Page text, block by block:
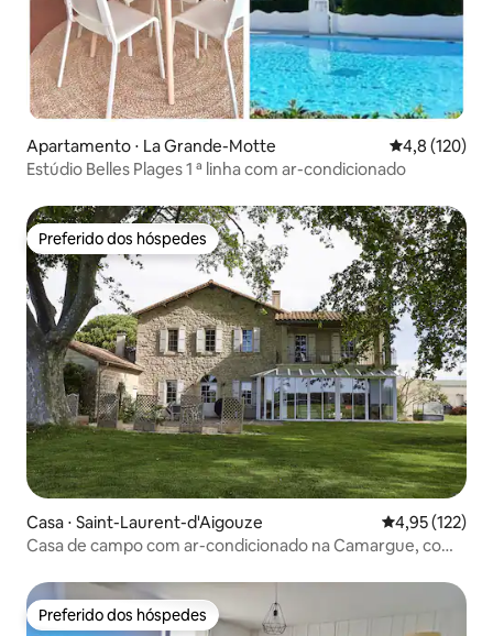
Apartamento ⋅ La Grande-Motte 4,8 de uma
4,8 (120)
Estúdio Belles Plages 1 ª linha com ar-condicionado
Preferido dos hóspedes
Preferido dos hóspedes
Casa ⋅ Saint-Laurent-d'Aigouze 4,95 de uma
4,95 (122)
Casa de campo com ar-condicionado na Camargue, com
Preferido dos hóspedes
Preferido dos hóspedes